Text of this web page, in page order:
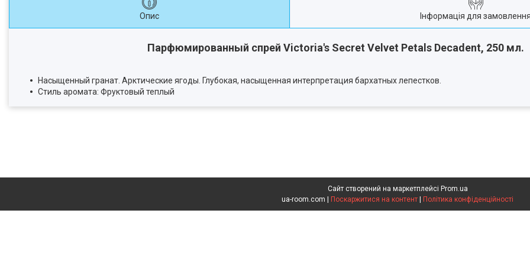
Опис Інформація для
Парфюмированный спрей Victoria's Secret Velvet Petals Decadent, 250 мл.
Насыщенный гранат. Арктические ягоды. Глубокая, насыщенная интерпретация бархатных лепестков.
Стиль аромата: Фруктовый теплый
Сайт створений на маркетплейсі Prom.ua
Поскаржитися на контент Політика конфіденційності